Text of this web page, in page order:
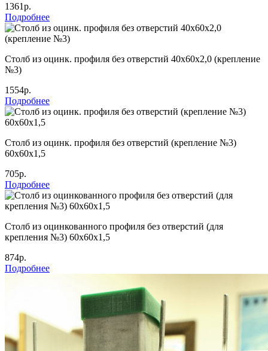
1361р.
Подробнее
Столб из оцинк. профиля без отверстий 40х60х2,0 (крепление
№3)
1554р.
Подробнее
Столб из оцинк. профиля без отверстий (крепление №3)
60х60х1,5
705р.
Подробнее
Столб из оцинкованного профиля без отверстий (для
крепления №3) 60х60х1,5
874р.
Подробнее